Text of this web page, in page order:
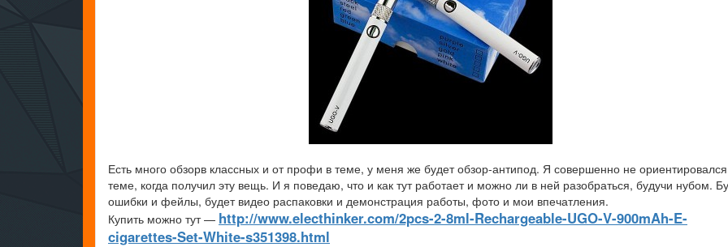
Есть много обзорв классных и от профи в теме, у меня же будет обзор-антипод. Я совершенно не
теме, когда получил эту вещь. И я поведаю, что и как тут работает и можно ли в ней разобраться, будучи нубом.
ошибки и фейлы, будет видео распаковки и демонстрация работы, фото и мои впечатления.
Купить можно тут — http://www.electhinker.com/2pcs-2-8ml-Rechargeable-UGO-V-900mAh-E-
cigarettes-Set-White-s351398.html